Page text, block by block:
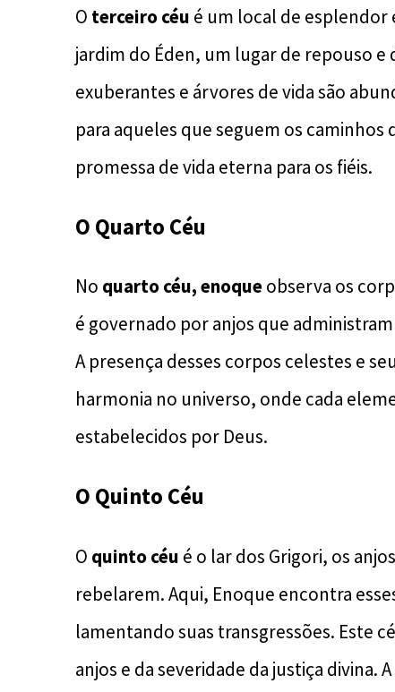
O terceiro céu é um local de esplendor
jardim do Éden, um lugar de repouso e
exuberantes e árvores de vida são
para aqueles que seguem os caminhos
promessa de vida eterna para os fiéis.
O Quarto Céu
No quarto céu, enoqueobserva os
é governado por anjos que
A presença desses corpos celestes e
harmonia no universo, onde cada
estabelecidos por Deus.
O Quinto Céu
O quinto céu é o lar dos Grigori, os
rebelarem. Aqui, Enoque encontra
lamentando suas transgressões. Este
anjos e da severidade da justiça divina.